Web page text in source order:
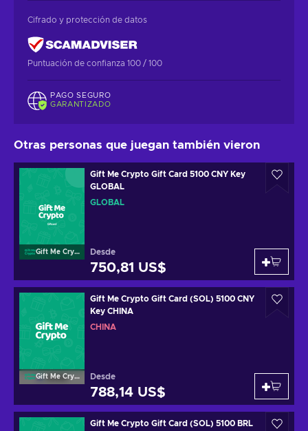
Cifrado y protección de datos
Puntuación de confianza 100 / 100
PAGO SEGURO
GARANTIZADO
Otras personas que juegan también vieron
Gift Me Crypto
Gift Me Crypto Gift Card 5100 CNY Key
GLOBAL
GLOBAL
Desde
750,81 US$
Gift Me Crypto
Gift Me Crypto Gift Card (SOL) 5100 CNY
Key CHINA
CHINA
Desde
788,14 US$
Gift Me Crypto Gift Card (SOL) 5100 BRL